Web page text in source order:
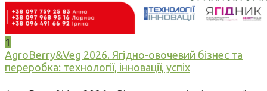
1
AgroBerry&Veg 2026. Ягідно-овочевий бізнес та
переробка: технології, інновації, успіх